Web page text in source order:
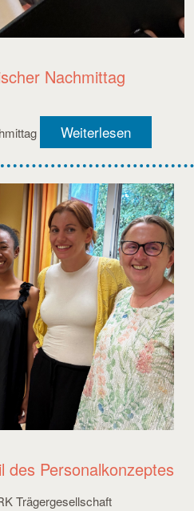
Nachmittag
Weiterlesen
des Personalkonzeptes
Trägergesellschaft